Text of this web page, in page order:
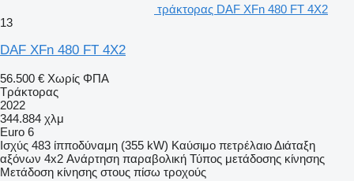
τράκτορας DAF XFn 480 FT 4X2
13
DAF XFn 480 FT 4X2
56.500 € Χωρίς ΦΠΑ
Τράκτορας
2022
344.884 χλμ
Euro 6
Ισχύς 483 ίπποδύναμη (355 kW) Καύσιμο πετρέλαιοΔιάταξη
αξόνων 4x2 Ανάρτηση παραβολική Τύπος μετάδοσης κίνησης
Μετάδοση κίνησης στους πίσω τροχούς